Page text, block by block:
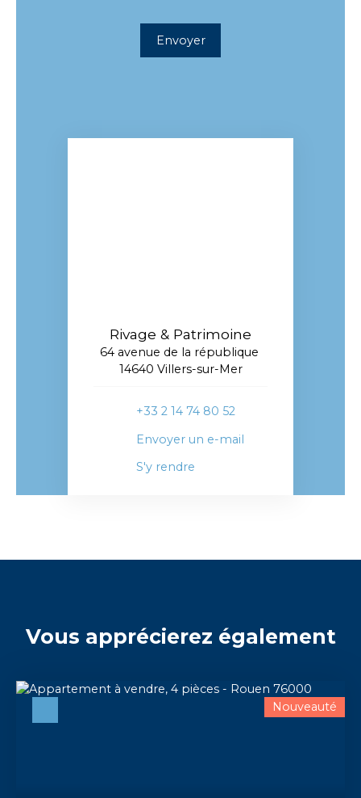
Envoyer
Rivage & Patrimoine
64 avenue de la république
14640 Villers-sur-Mer
+33 2 14 74 80 52
Envoyer un e-mail
S'y rendre
Vous apprécierez également
Nouveauté